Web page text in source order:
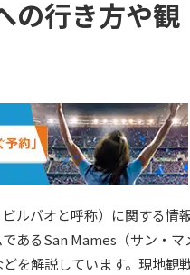
の行き方や観
ルバオと呼称）に関する情
あるSan Mames（サン・マ
を解説しています。現地観